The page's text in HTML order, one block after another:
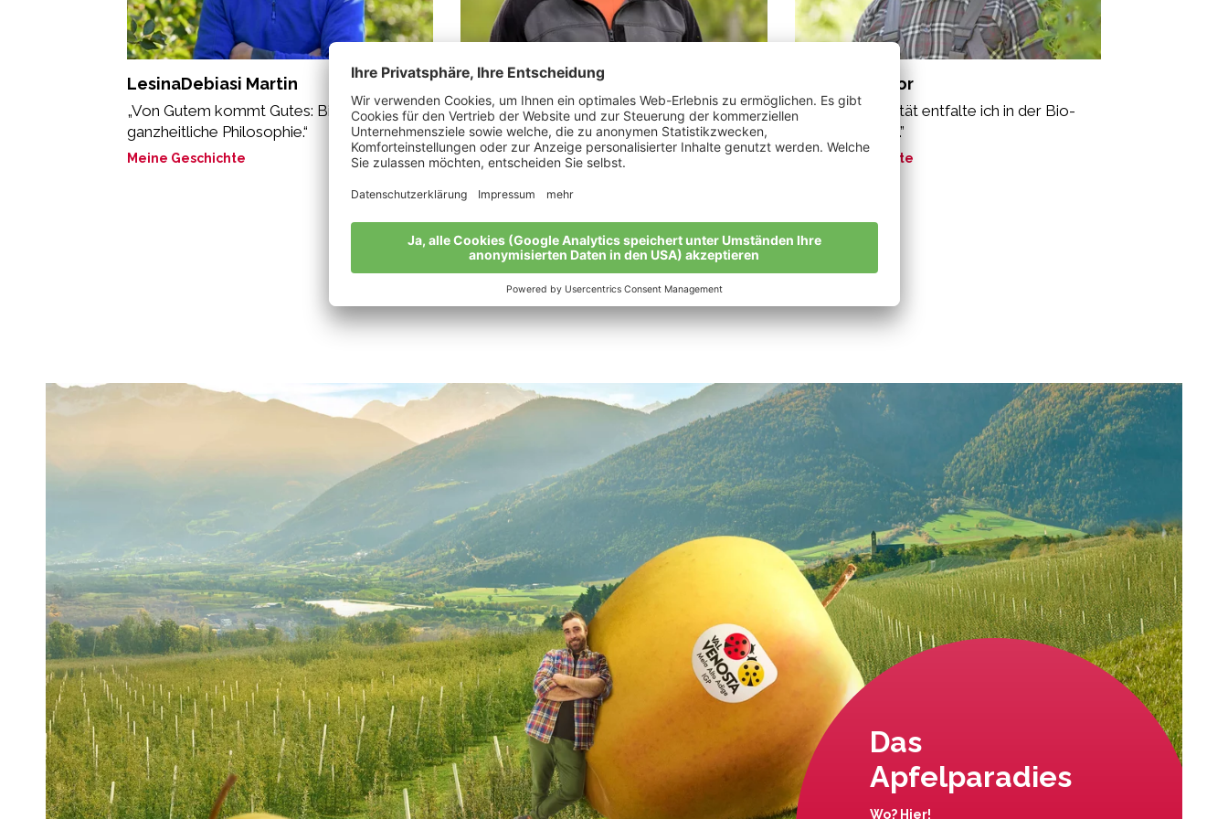
LesinaDebiasi Martin
„Von Gutem kommt Gutes: Bio ist eine
ganzheitliche Philosophie.“
Meine Geschichte
Bachmann Rudolf
„Im Bio-Anbau ist alles viel entspannter“
Meine Geschichte
Luggin Gregor
“Meine Kreativität entfalte ich in der Bio-
Landwirtschaft.”
Meine Geschichte
Alle Bio-Bauern im Überblick
Das
Apfelparadies
Wo? Hier!